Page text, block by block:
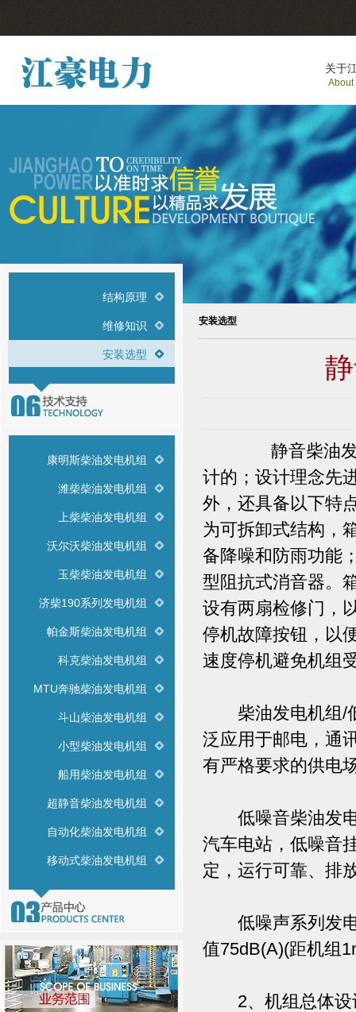
关于
About
结构原理
维修知识
安装选型
康明斯柴油发电机组
潍柴柴油发电机组
上柴柴油发电机组
沃尔沃柴油发电机组
玉柴柴油发电机组
济柴190系列发电机组
帕金斯柴油发电机组
科克柴油发电机组
MTU奔驰柴油发电机组
斗山柴油发电机组
小型柴油发电机组
船用柴油发电机组
超静音柴油发电机组
自动化柴油发电机组
移动式柴油发电机组
安装选型
静音柴油发电机
计的；设计理念先
外，还具备以下特
为可拆卸式结构，
备降噪和防雨功能
型阻抗式消音器。
设有两扇检修门，
停机故障按钮，以
速度停机避免机组
柴油发电机组/低
泛应用于邮电，通
有严格要求的供电
低噪音柴油发电
汽车电站，低噪音
定，运行可靠、排
低噪声系列发电
值75dB(A)(距机组
2、机组总体设